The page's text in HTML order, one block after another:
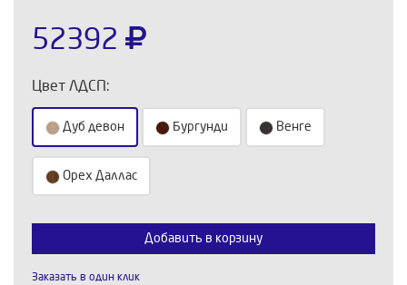
52392
Цвет ЛДСП:
Дуб девон Бургунди Венге
Орех Даллас
Выберите количество:
Добавить в корзину
Заказать в один клик